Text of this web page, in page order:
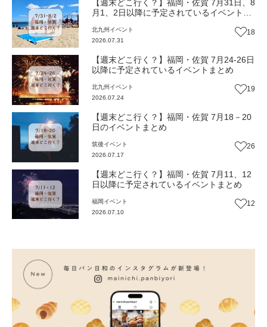
【週末どこ行く？】福岡・佐賀 7月31日、8
月1、2日以降に予定されているイベントま
北九州 イベント
2026.07.31
18
【週末どこ行く？】福岡・佐賀 7月24-26日
以降に予定されているイベントまとめ
北九州 イベント
2026.07.24
19
【週末どこ行く？】福岡・佐賀 7月18－20
日のイベントまとめ
筑後イベント
2026.07.17
26
【週末どこ行く？】福岡・佐賀 7月11、12
日以降に予定されているイベントまとめ
福岡 イベント
2026.07.10
12